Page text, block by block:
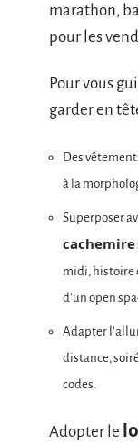
marathon,
pour les
Pour vous
garder en
Des
à la
Superposer
cachemire
midi, histoire
d’un open
Adapter
distance,
codes.
Adopter le